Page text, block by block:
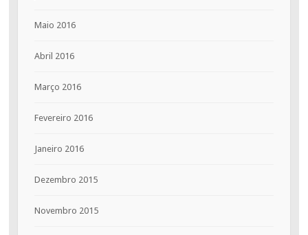
Maio 2016
Abril 2016
Março 2016
Fevereiro 2016
Janeiro 2016
Dezembro 2015
Novembro 2015